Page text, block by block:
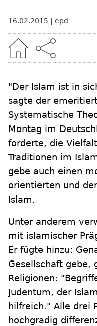
16.02.2015 epd
"Der Islam ist in
sagte der
Systematische
Montag im
forderte, die
Traditionen im
gebe auch einen
orientierten und
Islam.
Unter anderem
mit islamischer
Er fügte hinzu:
Gesellschaft gebe,
Religionen:
Judentum, der
hilfreich." Alle drei
hochgradig